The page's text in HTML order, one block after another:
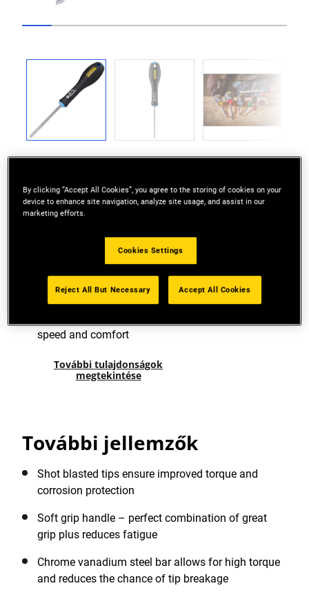
Previous
for driving wood screws
Colour coded ends make it easy to identify the
correct screwdriver for each screw type
speed and comfort
További tulajdonságok
megtekintése
További jellemzők
Shot blasted tips ensure improved torque and
corrosion protection
Soft grip handle – perfect combination of great
grip plus reduces fatigue
Chrome vanadium steel bar allows for high torque
and reduces the chance of tip breakage
By clicking “Accept All Cookies”, you agree to the storing of cookies on your
device to enhance site navigation, analyze site usage, and assist in our
marketing efforts.
Cookies Settings
Reject All But Necessary Accept All Cookies